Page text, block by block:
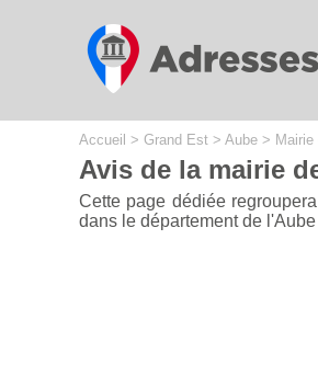
Accueil > Grand Est > Aube >
Avis de la mairie
Cette page dédiée
dans le département de